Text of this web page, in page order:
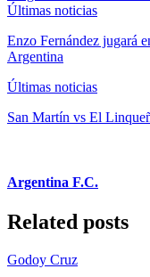
Últimas noticias
Enzo Fernández jugará
Argentina
Últimas noticias
San Martín vs El
Argentina F.C.
Related posts
Godoy Cruz